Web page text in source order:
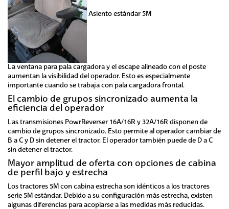
Asiento estándar 5M
La ventana para pala cargadora y el escape alineado con el poste
aumentan la visibilidad del operador. Esto es especialmente
importante cuando se trabaja con pala cargadora frontal.
El cambio de grupos sincronizado aumenta la
eficiencia del operador
Las transmisiones PowrReverser 16A/16R y 32A/16R disponen de
cambio de grupos sincronizado. Esto permite al operador cambiar de
B a C y D sin detener el tractor. El operador también puede de D a C
sin detener el tractor.
Mayor amplitud de oferta con opciones de cabina
de perfil bajo y estrecha
Los tractores 5M con cabina estrecha son idénticos a los tractores
serie 5M estándar. Debido a su configuración más estrecha, existen
algunas diferencias para acoplarse a las medidas más reducidas.